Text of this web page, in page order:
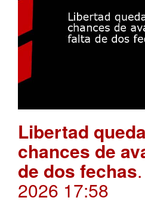
Libertad
chances de
de dos fechas
2026 17:58